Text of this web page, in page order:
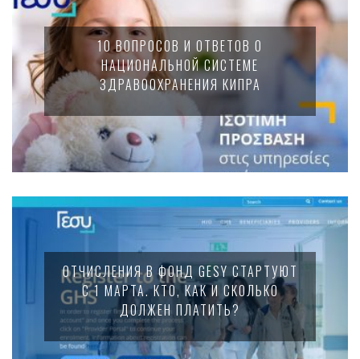
10 ВОПРОСОВ И ОТВЕТОВ О
НАЦИОНАЛЬНОЙ СИСТЕМЕ
ЗДРАВООХРАНЕНИЯ КИПРА
ОТЧИСЛЕНИЯ В ФОНД GESY СТАРТУЮТ
С 1 МАРТА. КТО, КАК И СКОЛЬКО
ДОЛЖЕН ПЛАТИТЬ?